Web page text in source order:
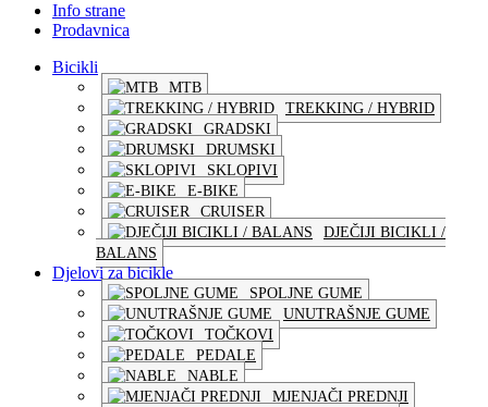
Info strane
Prodavnica
Bicikli
MTB
TREKKING / HYBRID
GRADSKI
DRUMSKI
SKLOPIVI
E-BIKE
CRUISER
DJEČIJI BICIKLI /
BALANS
Djelovi za bicikle
SPOLJNE GUME
UNUTRAŠNJE GUME
TOČKOVI
PEDALE
NABLE
MJENJAČI PREDNJI